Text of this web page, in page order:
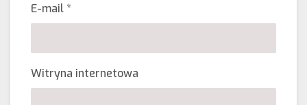
E-mail*
Witryna internetowa